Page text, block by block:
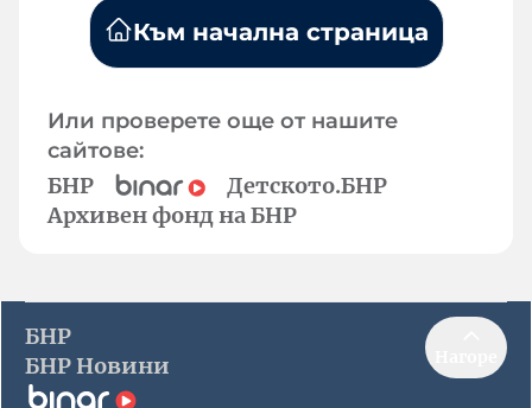
Към начална страница
Или проверете още от нашите
сайтове:
БНР
Детското.БНР
Архивен фонд на БНР
БНР
БНР Новини